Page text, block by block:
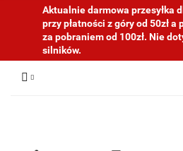
Aktualnie darmowa przesyłka
przy płatności z góry od 50zł a
za pobraniem od 100zł. Nie
silników.